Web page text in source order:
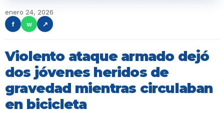
enero 24, 2026
f
w ↗
Violento ataque armado dejó
dos jóvenes heridos de
gravedad mientras circulaban
en bicicleta